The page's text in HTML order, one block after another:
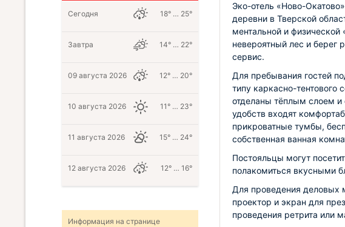
Эко-отель «Ново-
деревни в Тверской
ментальной и
невероятный лес и берег
сервис.
Для пребывания гостей
типу каркасно-тентового
отделаны тёплым слоем и
удобств входят
прикроватные тумбы,
собственная ванная
Постояльцы могут
полакомиться вкусными
Для проведения деловых
проектор и экран для
проведения ретрита или
Сегодня 18° … 25°
Завтра 14° … 22°
09 августа 2026 12° … 20°
10 августа 2026 11° … 23°
11 августа 2026 15° … 24°
12 августа 2026 12° … 16°
Информация на странице